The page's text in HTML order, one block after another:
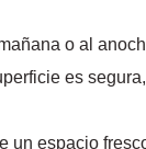
o al
es
un espacio